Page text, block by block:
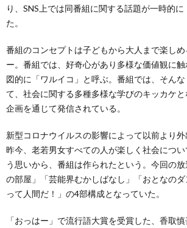
り、SNS上では同番組に関する話題が一時的
た。
番組のコンセプトは子どもから大人まで楽し
ー。番組では、好奇心があり多様な価値観に
図的に「ワルイコ」と呼ぶ。番組では、そん
て、社会に関する多種多様な学びのキッカケ
企画を通じて発信されている。
新型コロナウイルスの影響によって以前より
昨今、老若男女すべての人が楽しく社会につ
う思いから、番組は作られたという。今回の
の部屋」「芸能界むかしばなし」「おとなの
って人間だ！」の4部構成となっていた。
「おっはー」で流行語大賞を受賞した、香取